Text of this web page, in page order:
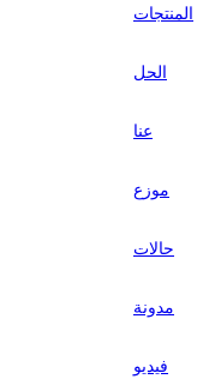
المنتجات
الحل
عنا
موزع
حالات
مدونة
فيديو